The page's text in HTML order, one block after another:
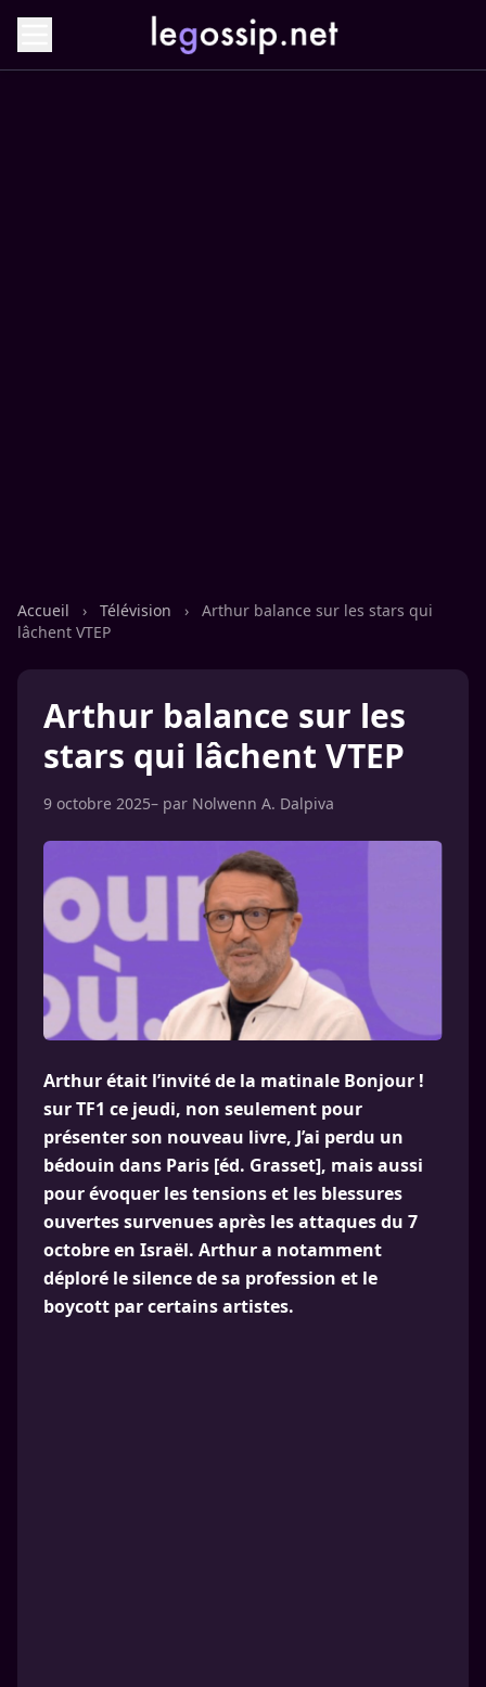
Accueil › Télévision ›
Arthur balance sur les stars qui
lâchent VTEP
Arthur balance sur les
stars qui lâchent VTEP
9 octobre 2025– par Nolwenn A. Dalpiva
Arthur était l’invité de la matinale Bonjour !
sur TF1 ce jeudi, non seulement pour
présenter son nouveau livre, J’ai perdu un
bédouin dans Paris [éd. Grasset], mais aussi
pour évoquer les tensions et les blessures
ouvertes survenues après les attaques du 7
octobre en Israël. Arthur a notamment
déploré le silence de sa profession et le
boycott par certains artistes.